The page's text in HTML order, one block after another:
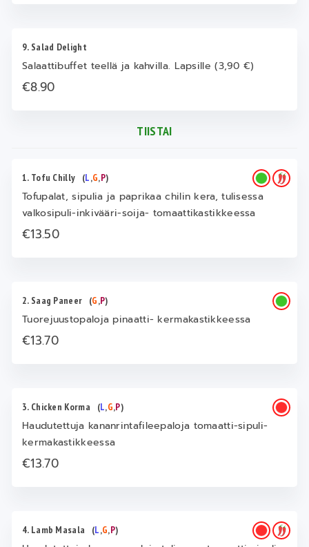
9. Salad Delight
Salaattibuffet teellä ja kahvilla. Lapsille (3,90 €)
€8.90
TIISTAI
1. Tofu Chilly (L,G,P)
Tofupalat, sipulia ja paprikaa chilin kera, tulisessa
valkosipuli-inkivääri-soija- tomaattikastikkeessa
€13.50
2. Saag Paneer (G,P)
Tuorejuustopaloja pinaatti- kermakastikkeessa
€13.70
3. Chicken Korma (L,G,P)
Haudutettuja kananrintafileepaloja tomaatti-sipuli-
kermakastikkeessa
€13.70
4. Lamb Masala (L,G,P)